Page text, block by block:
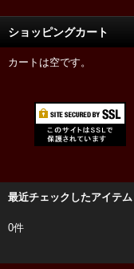
ショッピングカート
カートは空です。
最近チェックしたアイテム
0件